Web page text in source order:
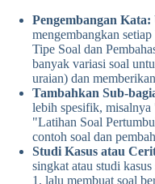
Pengembangan Kata:
mengembangkan
Tipe Soal dan
banyak variasi soal
uraian) dan
Tambahkan Sub-
lebih spesifik,
"Latihan Soal
contoh soal dan
Studi Kasus atau
singkat atau studi
1, lalu membuat soal